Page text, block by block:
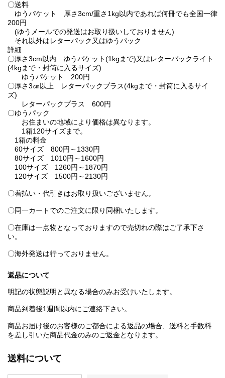
〇送料
ゆうパケット 厚さ3cm/重さ1kg以内であれば何冊でも全国一律
200円
(ゆうメールでの発送はお取り扱いしておりません)
それ以外はレターパック又はゆうパック
詳細
〇厚さ3cm以内 ゆうパケット(1kgまで)又はレターパックライト
(4kgまで・封筒に入るサイズ)
ゆうパケット 200円
〇厚さ3㎝以上 レターパックプラス(4kgまで・封筒に入るサイ
ズ)
レターパックプラス 600円
〇ゆうパック
お住まいの地域により価格は異なります。
1箱120サイズまで。
1箱の料金
60サイズ 800円～1330円
80サイズ 1010円～1600円
100サイズ 1260円～1870円
120サイズ 1500円～2130円
〇着払い・代引きはお取り扱いございません。
〇同一カートでのご注文に限り同梱いたします。
〇在庫は一点物となっておりますので売切れの際はご了承下さ
い。
〇海外発送は行っておりません。
返品について
明記の状態説明と異なる場合のみお受けいたします。
商品到着後1週間以内にご連絡下さい。
商品お届け後のお客様のご都合による返品の場合、送料と手数料
を差し引いた商品代金のみのご返金となります。
送料について